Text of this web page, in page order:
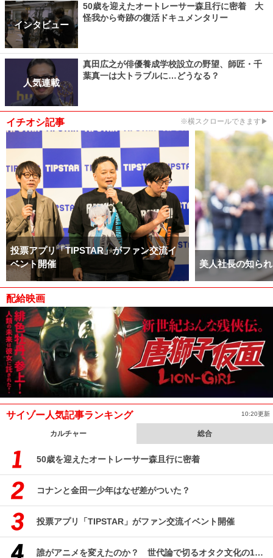
インタビュー
50歳を迎えたオートレーサー森且行に密着 大
怪我から奇跡の復活ドキュメンタリー
人気連載
真田広之が俳優養成学校設立の野望、師匠・千
葉真一は大トラブルに…どうなる？
イチオシ記事 ※横スクロールできます▶
投票アプリ「TIPSTAR」がファン交流イ
ベント開催
美人社長の知ら
配給映画
サイゾー人気記事ランキング 10:20更新
カルチャー 総合
50歳を迎えたオートレーサー森且行に密着
コナンと金田一少年はなぜ差がついた？
投票アプリ「TIPSTAR」がファン交流イベント開催
誰がアニメを変えたのか？ 世代論で切るオタク文化の10年、そして50年